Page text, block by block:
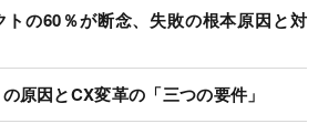
トの60％が断念、失敗の根本原因と対
原因とCX変革の「三つの要件」